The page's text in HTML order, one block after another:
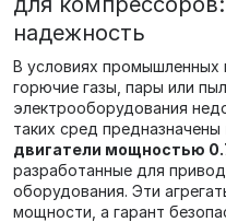
надежность
В условиях промышленных
горючие газы, пары или
электрооборудования
таких сред предназначены
двигатели мощностью
разработанные для
оборудования. Эти
мощности, а гарант